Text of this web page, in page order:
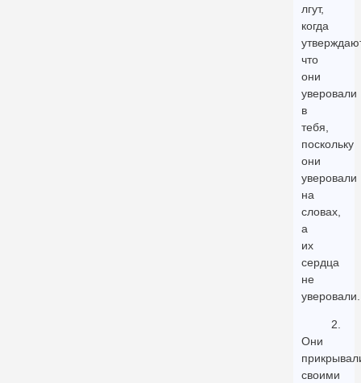
лгут,
когда
что
они
уверовали
в
тебя,
поскольку
они
уверовали
на
словах,
а
их
сердца
не
уверовали.
2.
Они
своими